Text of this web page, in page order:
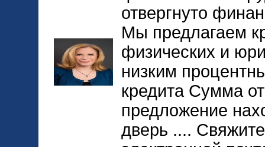
отвергнуто
Мы предлагаем
физических и
низким
кредита Сумма
предложение
дверь ....